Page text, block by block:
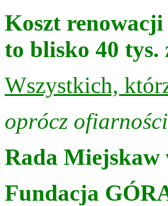
Koszt renowacji
to blisko 40 tys.
Wszystkich,
oprócz
Rada
Fundacja